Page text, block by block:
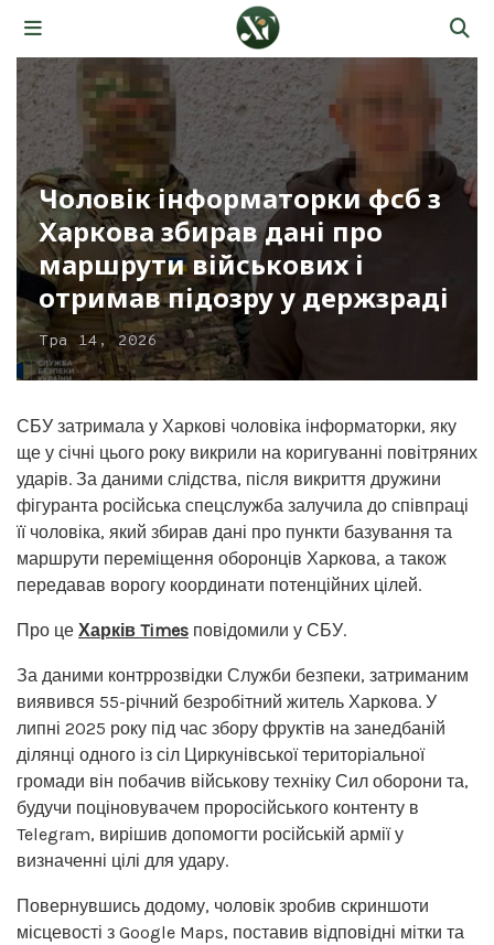
Чоловік інформаторки фсб з
Харкова збирав дані про
маршрути військових і
отримав підозру у держзраді
Тра 14, 2026
СБУ затримала у Харкові чоловіка інформаторки, яку
ще у січні цього року викрили на коригуванні повітряних
ударів. За даними слідства, після викриття дружини
фігуранта російська спецслужба залучила до співпраці
її чоловіка, який збирав дані про пункти базування та
маршрути переміщення оборонців Харкова, а також
передавав ворогу координати потенційних цілей.
Про це Харків Times повідомили у СБУ.
За даними контррозвідки Служби безпеки, затриманим
виявився 55-річний безробітний житель Харкова. У
липні 2025 року під час збору фруктів на занедбаній
ділянці одного із сіл Циркунівської територіальної
громади він побачив військову техніку Сил оборони та,
будучи поціновувачем проросійського контенту в
Telegram, вирішив допомогти російській армії у
визначенні цілі для удару.
Повернувшись додому, чоловік зробив скриншоти
місцевості з Google Maps, поставив відповідні мітки та